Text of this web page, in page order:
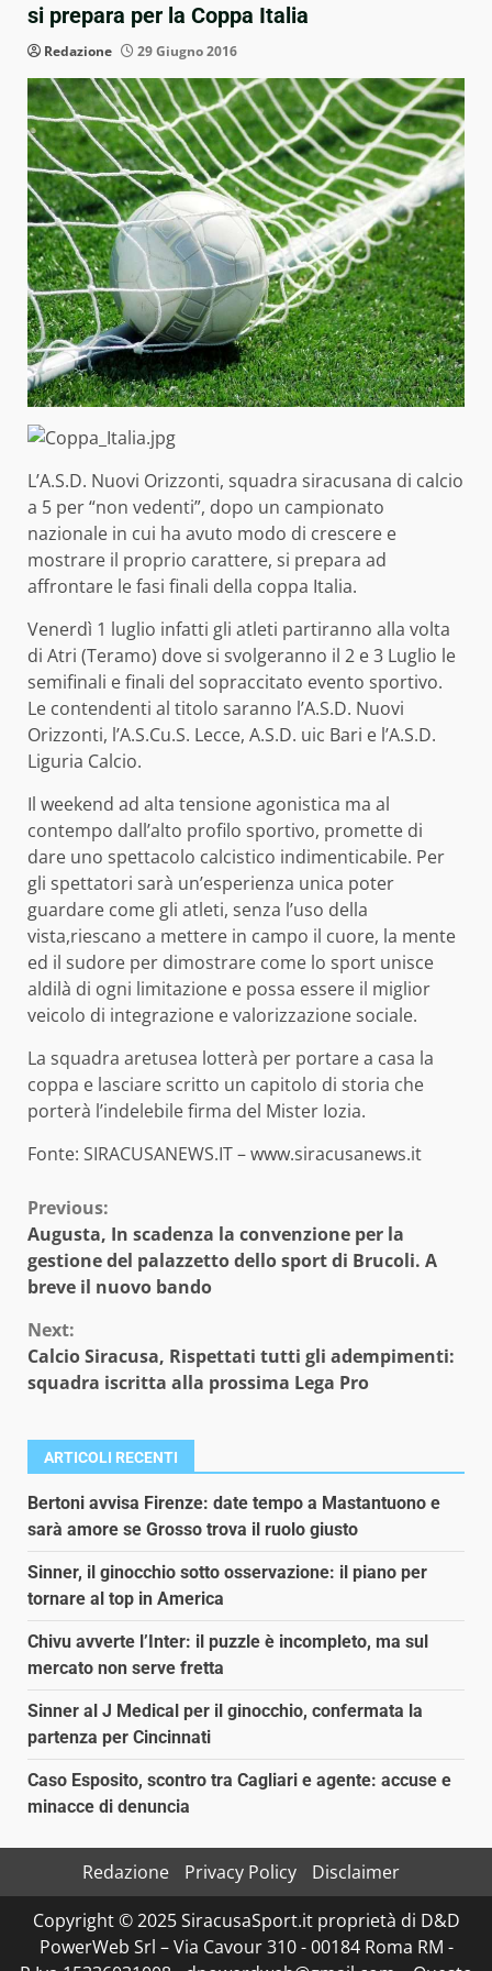
si prepara per la Coppa Italia
Redazione 29 Giugno 2016
L’A.S.D. Nuovi Orizzonti, squadra siracusana di calcio
a 5 per “non vedenti”, dopo un campionato
nazionale in cui ha avuto modo di crescere e
mostrare il proprio carattere, si prepara ad
affrontare le fasi finali della coppa Italia.
Venerdì 1 luglio infatti gli atleti partiranno alla volta
di Atri (Teramo) dove si svolgeranno il 2 e 3 Luglio le
semifinali e finali del sopraccitato evento sportivo.
Le contendenti al titolo saranno l’A.S.D. Nuovi
Orizzonti, l’A.S.Cu.S. Lecce, A.S.D. uic Bari e l’A.S.D.
Liguria Calcio.
Il weekend ad alta tensione agonistica ma al
contempo dall’alto profilo sportivo, promette di
dare uno spettacolo calcistico indimenticabile. Per
gli spettatori sarà un’esperienza unica poter
guardare come gli atleti, senza l’uso della
vista,riescano a mettere in campo il cuore, la mente
ed il sudore per dimostrare come lo sport unisce
aldilà di ogni limitazione e possa essere il miglior
veicolo di integrazione e valorizzazione sociale.
La squadra aretusea lotterà per portare a casa la
coppa e lasciare scritto un capitolo di storia che
porterà l’indelebile firma del Mister Iozia.
Fonte: SIRACUSANEWS.IT – www.siracusanews.it
Continue
Reading
Previous:
Augusta, In scadenza la convenzione per la
gestione del palazzetto dello sport di Brucoli. A
breve il nuovo bando
Next:
Calcio Siracusa, Rispettati tutti gli adempimenti:
squadra iscritta alla prossima Lega Pro
ARTICOLI RECENTI
Bertoni avvisa Firenze: date tempo a Mastantuono e
sarà amore se Grosso trova il ruolo giusto
Sinner, il ginocchio sotto osservazione: il piano per
tornare al top in America
Chivu avverte l’Inter: il puzzle è incompleto, ma sul
mercato non serve fretta
Sinner al J Medical per il ginocchio, confermata la
partenza per Cincinnati
Caso Esposito, scontro tra Cagliari e agente: accuse e
minacce di denuncia
Redazione Privacy Policy
Disclaimer
Copyright © 2025 SiracusaSport.it proprietà di D&D
PowerWeb Srl – Via Cavour 310 - 00184 Roma RM -